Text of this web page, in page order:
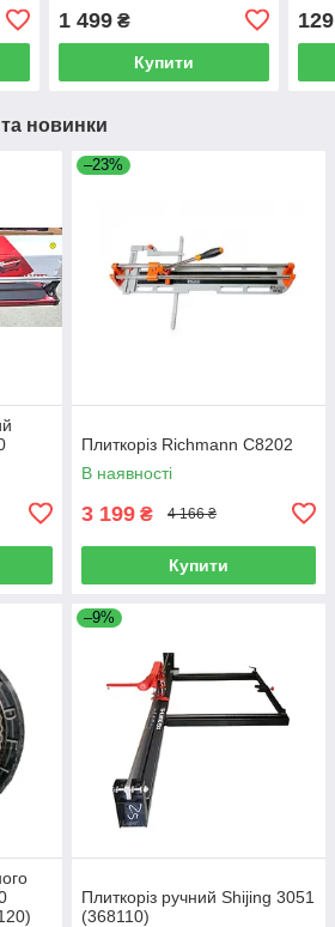
1 499₴
Купити
129
та новинки
–23%
Плиткоріз Richmann C8202
В наявності
3 199 ₴ 4 166 ₴
Купити
–9%
Плиткоріз ручний Shijing 3051
(368110)